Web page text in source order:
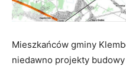
Mieszkańców gminy
niedawno projekty